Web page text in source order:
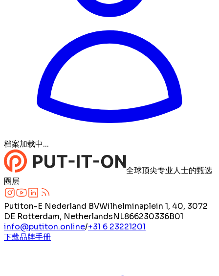
档案加载中...
全球顶尖专业人士的甄选
圈层
Putiton-E Nederland BVWilhelminaplein 1, 40, 3072
DE Rotterdam, NetherlandsNL866230336B01
info@putiton.online/+31 6 23221201
下载品牌手册